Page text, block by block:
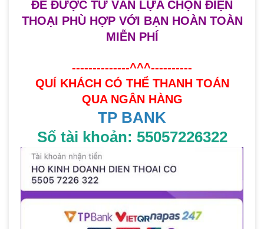
ĐỂ ĐƯỢC TƯ VẤN LỰA CHỌN ĐIỆN
THOẠI PHÙ HỢP VỚI BẠN HOÀN TOÀN
MIỄN PHÍ
--------------^^^----------
QUÍ KHÁCH CÓ THỂ THANH TOÁN
QUA NGÂN HÀNG
TP BANK
Số tài khoản: 55057226322